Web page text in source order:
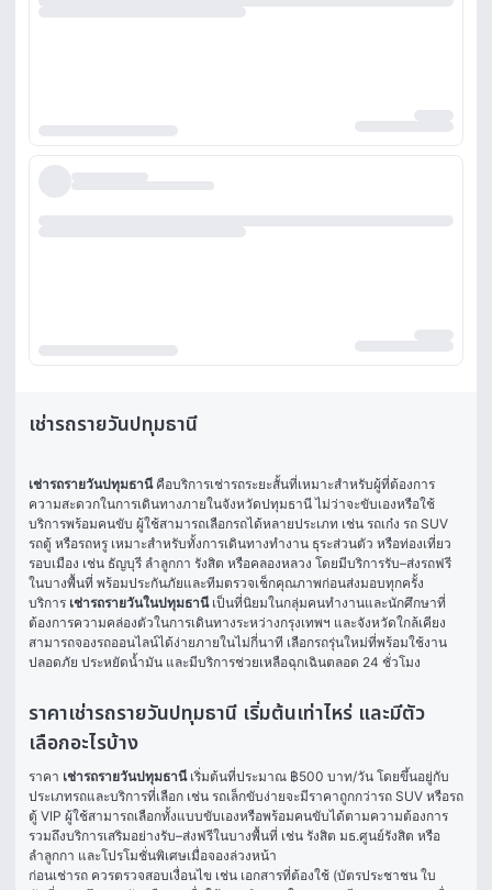
เช่ารถรายวันปทุมธานี
เช่ารถรายวันปทุมธานี คือบริการเช่ารถระยะสั้นที่เหมาะสำหรับผู้ที่ต้องการ
ความสะดวกในการเดินทางภายในจังหวัดปทุมธานี ไม่ว่าจะขับเองหรือใช้
บริการพร้อมคนขับ ผู้ใช้สามารถเลือกรถได้หลายประเภท เช่น รถเก๋ง รถ SUV
รถตู้ หรือรถหรู เหมาะสำหรับทั้งการเดินทางทำงาน ธุระส่วนตัว หรือท่องเที่ยว
รอบเมือง เช่น ธัญบุรี ลำลูกกา รังสิต หรือคลองหลวง โดยมีบริการรับ–ส่งรถฟรี
ในบางพื้นที่ พร้อมประกันภัยและทีมตรวจเช็กคุณภาพก่อนส่งมอบทุกครั้ง
บริการ เช่ารถรายวันในปทุมธานี เป็นที่นิยมในกลุ่มคนทำงานและนักศึกษาที่
ต้องการความคล่องตัวในการเดินทางระหว่างกรุงเทพฯ และจังหวัดใกล้เคียง
สามารถจองรถออนไลน์ได้ง่ายภายในไม่กี่นาที เลือกรถรุ่นใหม่ที่พร้อมใช้งาน
ปลอดภัย ประหยัดน้ำมัน และมีบริการช่วยเหลือฉุกเฉินตลอด 24 ชั่วโมง
ราคาเช่ารถรายวันปทุมธานี เริ่มต้นเท่าไหร่ และมีตัว
เลือกอะไรบ้าง
ราคา เช่ารถรายวันปทุมธานี เริ่มต้นที่ประมาณ ฿500 บาท/วัน โดยขึ้นอยู่กับ
ประเภทรถและบริการที่เลือก เช่น รถเล็กขับง่ายจะมีราคาถูกกว่ารถ SUV หรือรถ
ตู้ VIP ผู้ใช้สามารถเลือกทั้งแบบขับเองหรือพร้อมคนขับได้ตามความต้องการ
รวมถึงบริการเสริมอย่างรับ–ส่งฟรีในบางพื้นที่ เช่น รังสิต มธ.ศูนย์รังสิต หรือ
ลำลูกกา และโปรโมชั่นพิเศษเมื่อจองล่วงหน้า
ก่อนเช่ารถ ควรตรวจสอบเงื่อนไข เช่น เอกสารที่ต้องใช้ (บัตรประชาชน ใบ